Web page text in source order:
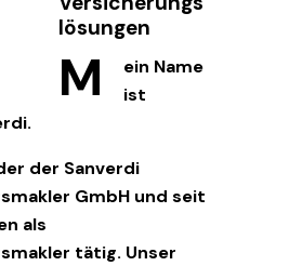
lösungen
M
ein Name
ist
der Sanverdi
GmbH und seit
als
tätig. Unser